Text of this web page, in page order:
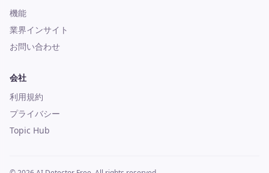
機能
業界インサイト
お問い合わせ
会社
利用規約
プライバシー
Topic Hub